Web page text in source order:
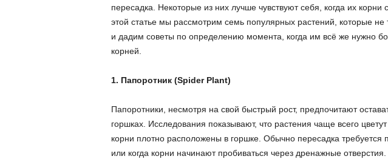
пересадка. Некоторые из них лучше чувствуют себя, когда их корни
этой статье мы рассмотрим семь популярных растений, которые не
и дадим советы по определению момента, когда им всё же нужно
корней.
1. Папоротник (Spider Plant)
Папоротники, несмотря на свой быстрый рост, предпочитают
горшках. Исследования показывают, что растения чаще всего
корни плотно расположены в горшке. Обычно пересадка требуется
или когда корни начинают пробиваться через дренажные отверстия.